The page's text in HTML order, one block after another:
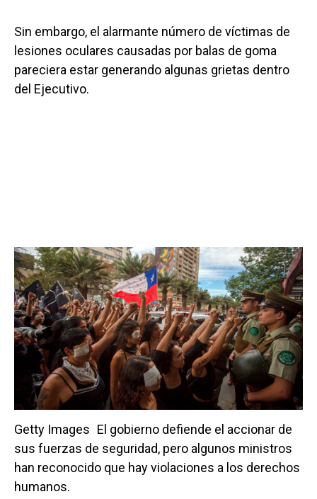
Sin embargo, el alarmante número de víctimas de
lesiones oculares causadas por balas de goma
pareciera estar generando algunas grietas dentro
del Ejecutivo.
Getty Images El gobierno defiende el accionar de
sus fuerzas de seguridad, pero algunos ministros
han reconocido que hay violaciones a los derechos
humanos.